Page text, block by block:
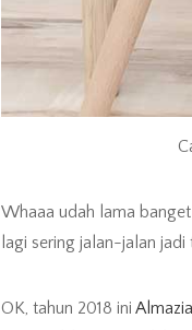
Whaaa udah lama
lagi sering jalan-jalan
OK, tahun 2018 ini